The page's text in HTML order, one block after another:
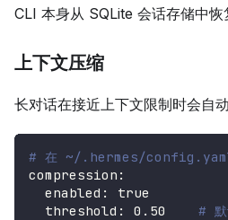
CLI 本身从 SQLite 会话存储中恢
上下文压缩
长对话在接近上下文限制时会自
# 在 ~/.hermes/
compression :
enabled :
true
threshold : 0.50 # 默